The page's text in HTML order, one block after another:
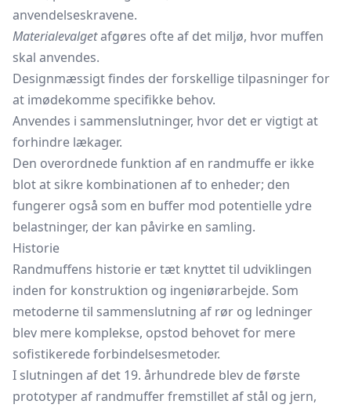
anvendelseskravene.
Materialevalgetafgøres ofte af det miljø, hvor muffen
skal anvendes.
Designmæssigt findes der forskellige tilpasninger for
at imødekomme specifikke behov.
Anvendes i sammenslutninger, hvor det er vigtigt at
forhindre lækager.
Den overordnede funktion af en randmuffe er ikke
blot at sikre kombinationen af to enheder; den
fungerer også som en buffer mod potentielle ydre
belastninger, der kan påvirke en samling.
Historie
Randmuffens historie er tæt knyttet til udviklingen
inden for konstruktion og ingeniørarbejde. Som
metoderne til sammenslutning af rør og ledninger
blev mere komplekse, opstod behovet for mere
sofistikerede forbindelsesmetoder.
I slutningen af det 19. århundrede blev de første
prototyper af randmuffer fremstillet af stål og jern,